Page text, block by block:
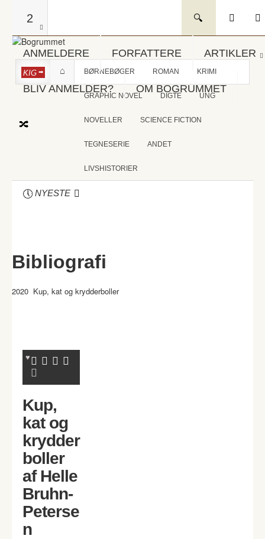
2
ANMELDERE FORFATTERE ARTIKLER
BLIV ANMELDER? OM BOGRUMMET
KIG BØRNEBØGER ROMAN KRIMI
GRAPHIC NOVEL DIGTE UNG
NOVELLER SCIENCE FICTION
TEGNESERIE ANDET
LIVSHISTORIER
NYESTE
Bibliografi
2020 Kup, kat og krydderboller
Kup,
kat og
krydder
boller
af Helle
Bruhn-
Peterse
n